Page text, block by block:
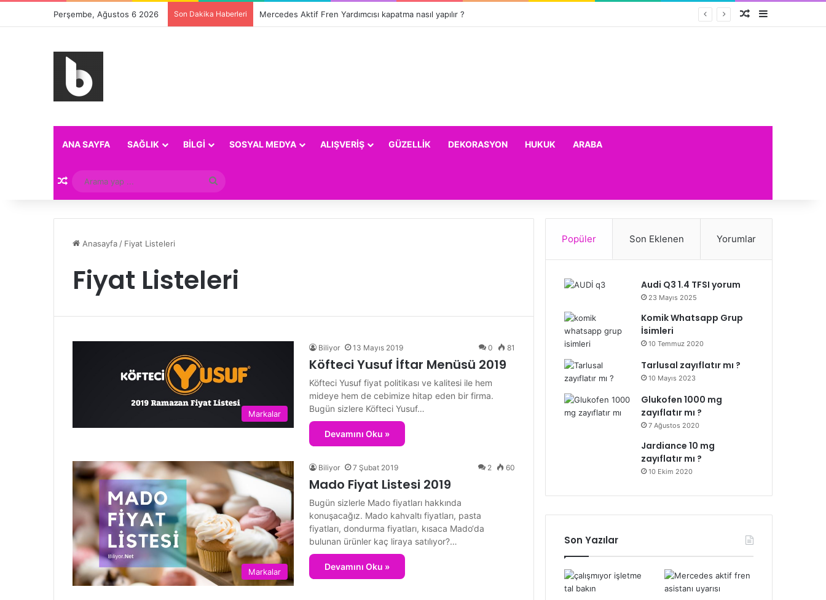
Perşembe, Ağustos 6 2026 Son Dakika Haberleri Mercedes Aktif Fren Yardımcısı kapatma nasıl yapılır ? Rastgele Makale
Kenar
ANA SAYFA SAĞLIK BILGI SOSYAL MEDYA ALIŞVERIŞ GÜZELLIK DEKORASYON HUKUK ARABA
Rastgele Makale
Arama
yap
Anasayfa / Fiyat Listeleri
Fiyat Listeleri
Markalar
Biliyor 13 Mayıs 2019 0 81
Köfteci Yusuf İftar Menüsü 2019
Köfteci Yusuf fiyat politikası ve kalitesi ile hem
mideye hem de cebimize hitap eden bir firma.
Bugün sizlere Köfteci Yusuf…
Devamını Oku »
Markalar
Biliyor 7 Şubat 2019 2 60
Mado Fiyat Listesi 2019
Bugün sizlerle Mado fiyatları hakkında
konuşacağız. Mado kahvaltı fiyatları, pasta
fiyatları, dondurma fiyatları, kısaca Mado‘da
bulunan ürünler kaç liraya satılıyor?…
Devamını Oku »
Popüler Son Eklenen Yorumlar
Audi Q3 1.4 TFSI yorum
23 Mayıs 2025
Komik Whatsapp Grup
İsimleri
10 Temmuz 2020
Tarlusal zayıflatır mı ?
10 Mayıs 2023
Glukofen 1000 mg
zayıflatır mı ?
7 Ağustos 2020
Jardiance 10 mg
zayıflatır mı ?
10 Ekim 2020
Son Yazılar